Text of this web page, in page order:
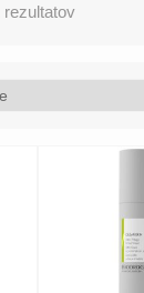
rezultatov